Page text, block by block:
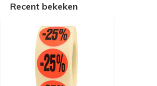
Recent bekeken